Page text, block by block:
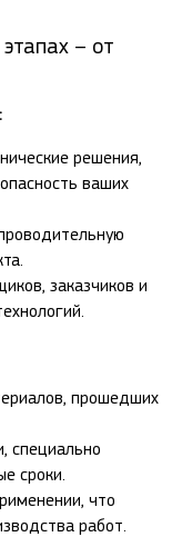
– от
решения,
ваших
заказчиков и
прошедших
специально
сроки.
что
работ.